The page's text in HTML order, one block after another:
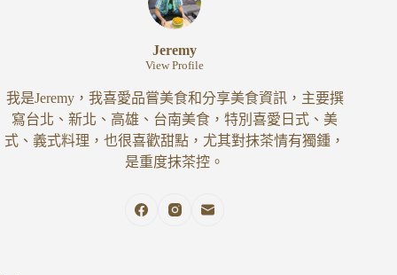
Jeremy
View Profile
我是Jeremy，我喜愛品嘗美食和分享美食資訊，主要撰
寫台北、新北、高雄、台南美食，特別喜愛日式、美
式、義式料理，也很喜歡甜點，尤其對抹茶情有獨鍾，
是重度抹茶控。